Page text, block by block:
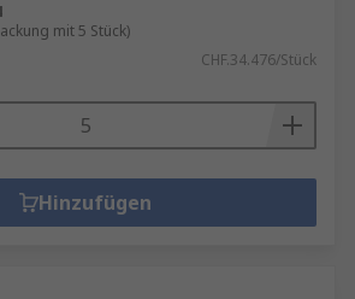
mit 5 Stück)
CHF.34.476/Stück
Hinzufügen